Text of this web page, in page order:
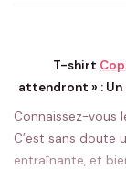
T-shirt
attendront » :
Connaissez-vous
C’est sans doute
entraînante, et